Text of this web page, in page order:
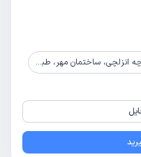
انزلچی، ساختمان مهر، طبقه 2